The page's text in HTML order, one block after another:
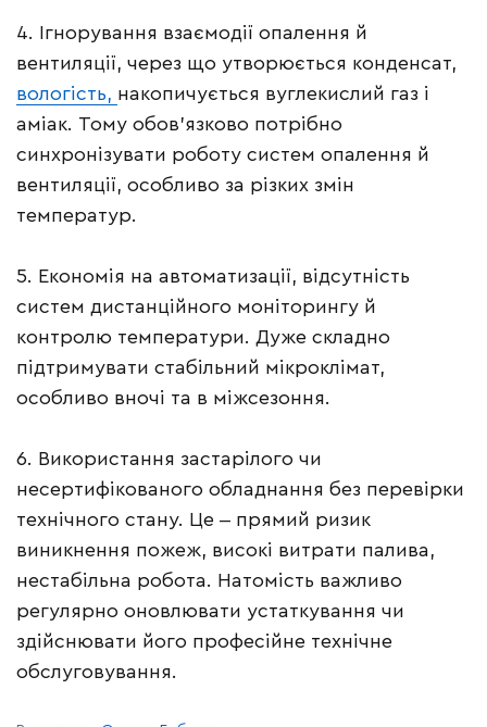
4. Ігнорування взаємодії опалення й
вентиляції, через що утворюється конденсат,
вологість, накопичується вуглекислий газ і
аміак. Тому обов’язково потрібно
синхронізувати роботу систем опалення й
вентиляції, особливо за різких змін
температур.
5. Економія на автоматизації, відсутність
систем дистанційного моніторингу й
контролю температури. Дуже складно
підтримувати стабільний мікроклімат,
особливо вночі та в міжсезоння.
6. Використання застарілого чи
несертифікованого обладнання без перевірки
технічного стану. Це ‒ прямий ризик
виникнення пожеж, високі витрати палива,
нестабільна робота. Натомість важливо
регулярно оновлювати устаткування чи
здійснювати його професійне технічне
обслуговування.